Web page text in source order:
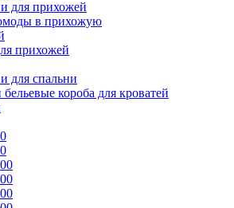
для прихожей
в прихожую
прихожей
для спальни
короба для кроватей